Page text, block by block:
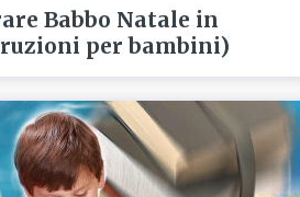
Babbo Natale in
per bambini)